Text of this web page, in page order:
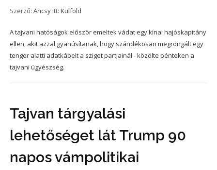
Szerző: Ancsy itt: Külföld
A tajvani hatóságok először emeltek vádat egy kínai hajóskapitány
ellen, akit azzal gyanúsítanak, hogy szándékosan megrongált egy
tenger alatti adatkábelt a sziget partjainál - közölte pénteken a
tajvani ügyészség.
Tajvan tárgyalási
lehetőséget lát Trump 90
napos vámpolitikai